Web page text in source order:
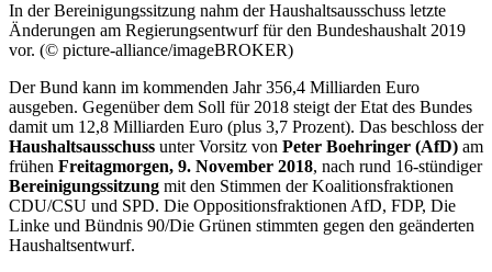
In der Bereinigungssitzung nahm der Haushaltsausschuss letzte
Änderungen am Regierungsentwurf für den Bundeshaushalt 2019
vor. (© picture-alliance/imageBROKER)
Der Bund kann im kommenden Jahr 356,4 Milliarden Euro
ausgeben. Gegenüber dem Soll für 2018 steigt derEtat des Bundes
damit um 12,8 Milliarden Euro (plus 3,7 Prozent). Das beschloss der
Haushaltsausschuss unter Vorsitz von Peter Boehringer (AfD) am
frühen Freitagmorgen, 9. November 2018, nach rund 16-stündiger
Bereinigungssitzung mit den Stimmen der Koalitionsfraktionen
CDU/CSU und SPD. Die Oppositionsfraktionen AfD, FDP, Die
Linke und Bündnis 90/Die Grünen stimmten gegen den geänderten
Haushaltsentwurf.